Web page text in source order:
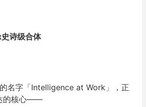
诗级合体
名字「Intelligence at Work」，正
的核心——